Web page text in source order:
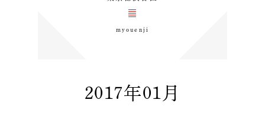
myouenji
2017年01月